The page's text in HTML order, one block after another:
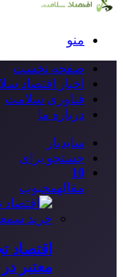
منو
صفحه نخست
اخبار اقتصاد
فناوری سلامت
درباره ما
سایدبار
جستجو برای
10
مقالهمحبوب
اقتصاد
معتبر